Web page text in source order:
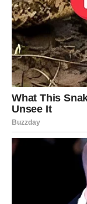
Vaga se nalazi
Naredna tri dana
pitanju izbor
odlaska.
Zvezde poručuju:
Ako si u vezi,
dinamiku odnosa.
što ti trenutno
Poruka za Vagu:
Neodlučnost je